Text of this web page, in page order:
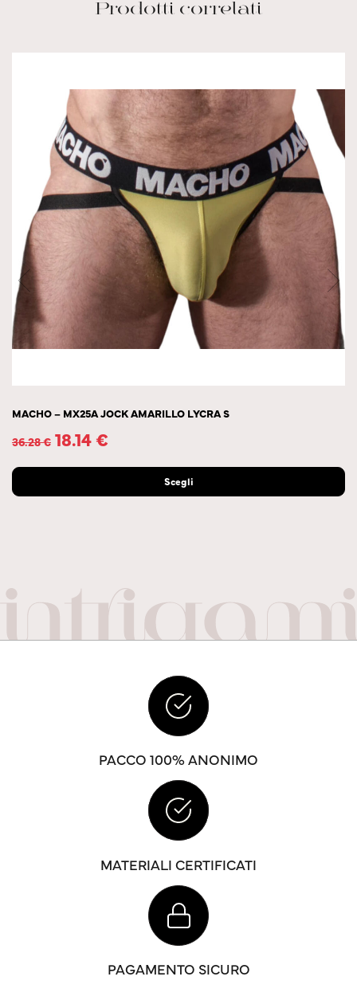
Prodotti correlati
MACHO – MX25A JOCK AMARILLO LYCRA S
36.28€ 18.14€
Scegli
PACCO 100% ANONIMO
MATERIALI CERTIFICATI
PAGAMENTO SICURO